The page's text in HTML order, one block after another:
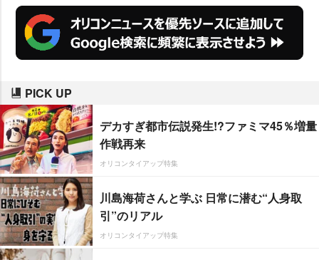
PICK UP
デカすぎ都市伝説発生!?ファミマ45％増量
作戦再来
オリコンタイアップ特集
川島海荷さんと学ぶ 日常に潜む“人身取
引”のリアル
オリコンタイアップ特集